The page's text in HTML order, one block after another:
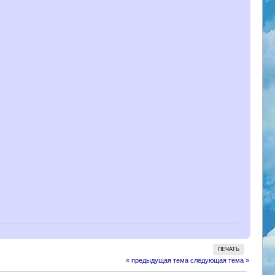
ПЕЧАТЬ
« предыдущая тема следующая тема »